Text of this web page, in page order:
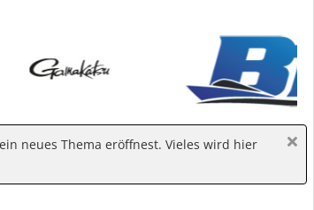
neues Thema eröffnest. Vieles wird hier